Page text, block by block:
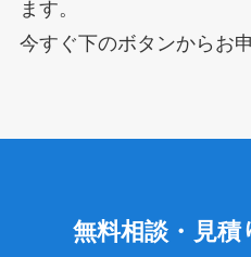
ます。
今すぐ下のボタンからお
無料相談・見積